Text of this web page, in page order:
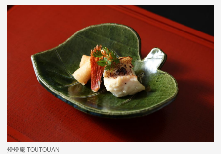
燈燈庵 TOUTOUAN